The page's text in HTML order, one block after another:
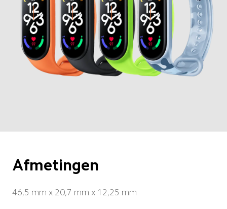
Afmetingen
46,5 mm x 20,7 mm x 12,25 mm